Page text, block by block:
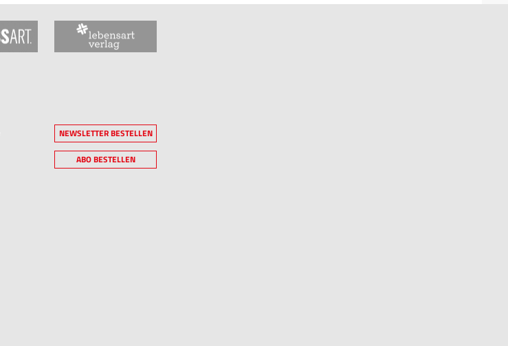
NEWSLETTER BESTELLEN
ABO BESTELLEN